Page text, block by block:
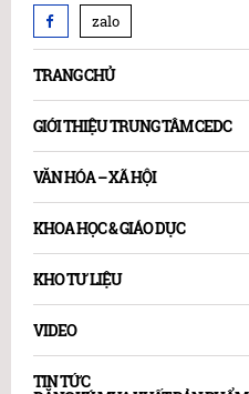
zalo
TRANG CHỦ
GIỚI THIỆU TRUNG TÂM CEDC
VĂN HÓA – XÃ HỘI
KHOA HỌC & GIÁO DỤC
KHO TƯ LIỆU
VIDEO
TIN TỨC